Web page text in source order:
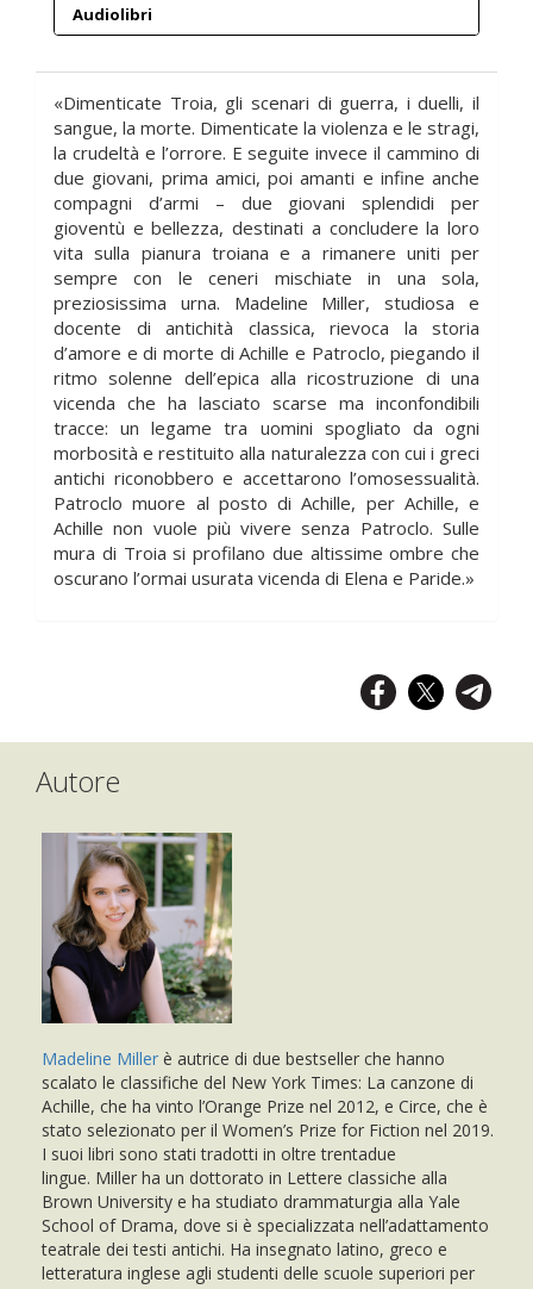
Audiolibri
«Dimenticate Troia, gli scenari di guerra, i duelli, il
sangue, la morte. Dimenticate la violenza e le stragi,
la crudeltà e l’orrore. E seguite invece il cammino di
due giovani, prima amici, poi amanti e infine anche
compagni d’armi – due giovani splendidi per
gioventù e bellezza, destinati a concludere la loro
vita sulla pianura troiana e a rimanere uniti per
sempre con le ceneri mischiate in una sola,
preziosissima urna. Madeline Miller, studiosa e
docente di antichità classica, rievoca la storia
d’amore e di morte di Achille e Patroclo, piegando il
ritmo solenne dell’epica alla ricostruzione di una
vicenda che ha lasciato scarse ma inconfondibili
tracce: un legame tra uomini spogliato da ogni
morbosità e restituito alla naturalezza con cui i greci
antichi riconobbero e accettarono l’omosessualità.
Patroclo muore al posto di Achille, per Achille, e
Achille non vuole più vivere senza Patroclo. Sulle
mura di Troia si profilano due altissime ombre che
oscurano l’ormai usurata vicenda di Elena e Paride.»
Autore
Madeline Miller è autrice di due bestseller che hanno
scalato le classifiche del New York Times: La canzone di
Achille, che ha vinto l’Orange Prize nel 2012, e Circe, che è
stato selezionato per il Women’s Prize for Fiction nel 2019.
I suoi libri sono stati tradotti in oltre trentadue
lingue. Miller ha un dottorato in Lettere classiche alla
Brown University e ha studiato drammaturgia alla Yale
School of Drama, dove si è specializzata nell’adattamento
teatrale dei testi antichi. Ha insegnato latino, greco e
letteratura inglese agli studenti delle scuole superiori per